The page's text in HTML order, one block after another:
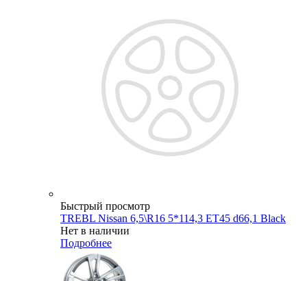
Быстрый просмотр
TREBL Nissan 6,5\R16 5*114,3 ET45 d66,1 Black
Нет в наличии
Подробнее